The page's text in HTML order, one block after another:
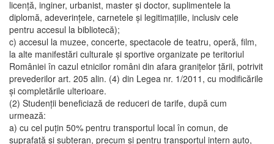
licenţă, inginer, urbanist, master şi doctor, suplimentele la
diplomă, adeverinţele, carnetele şi legitimaţiile, inclusiv cele
pentru accesul la bibliotecă);
c) accesul la muzee, concerte, spectacole de teatru, operă, film,
la alte manifestări culturale şi sportive organizate pe teritoriul
României în cazul etnicilor români din afara graniţelor ţării, potrivit
prevederilor art. 205 alin. (4) din Legea nr. 1/2011, cu modificările
şi completările ulterioare.
(2) Studenţii beneficiază de reduceri de tarife, după cum
urmează:
a) cu cel puţin 50% pentru transportul local în comun, de
suprafaţă şi subteran, precum şi pentru transportul intern auto,